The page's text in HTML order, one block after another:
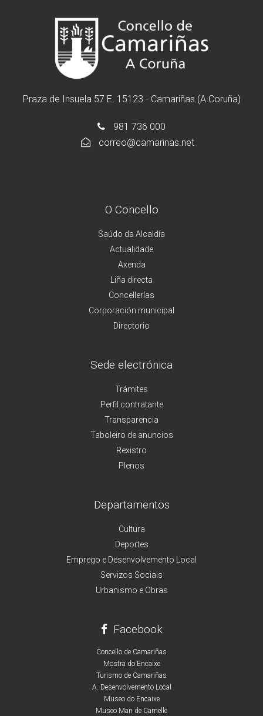
Praza de Insuela 57 E. 15123 - Camariñas (A Coruña)
981 736 000
correo@camarinas.net
O Concello
Saúdo da Alcaldía
Actualidade
Axenda
Liña directa
Concellerías
Corporación municipal
Directorio
Sede electrónica
Trámites
Perfil contratante
Transparencia
Taboleiro de anuncios
Rexistro
Plenos
Departamentos
Cultura
Deportes
Emprego e Desenvolvemento Local
Servizos Sociais
Urbanismo e Obras
Facebook
Concello de Camariñas
Mostra do Encaixe
Turismo de Camariñas
A. Desenvolvemento Local
Museo do Encaixe
Museo Man de Camelle